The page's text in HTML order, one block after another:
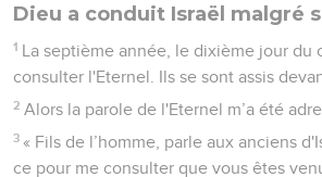
Dieu a conduit Israël malgré
1 La septième année, le dixième jour du
consulter l'Eternel. Ils se sont assis
2 Alors la parole de l'Eternel m’a été
3 « Fils de l’homme, parle aux anciens
ce pour me consulter que vous êtes